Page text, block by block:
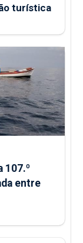
turística
107.º
entre